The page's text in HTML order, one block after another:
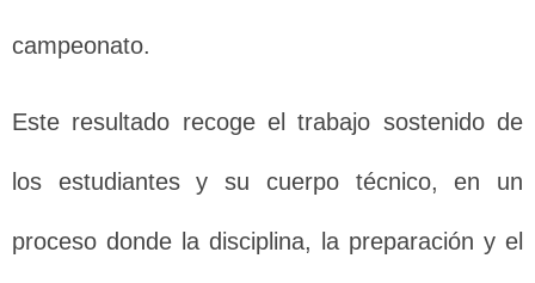
campeonato.
Este resultado recoge el trabajo sostenido de
los estudiantes y su cuerpo técnico, en un
proceso donde la disciplina, la preparación y el